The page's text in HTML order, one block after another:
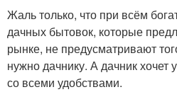
Жаль только, что при всём
дачных бытовок, которые
рынке, не предусматривают
нужно дачнику. А дачник
со всеми удобствами.